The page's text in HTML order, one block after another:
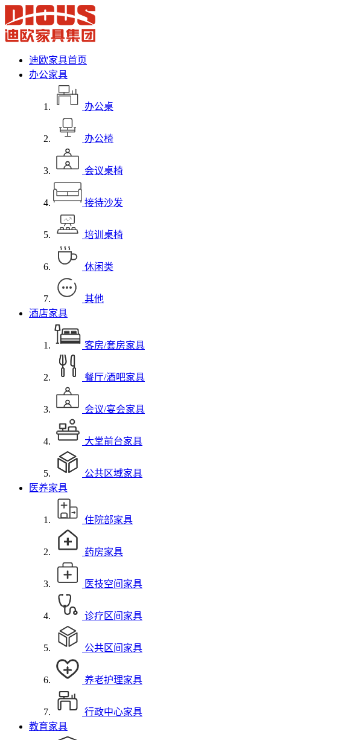
迪欧家具首页
办公家具
办公桌
办公椅
会议桌椅
接待沙发
培训桌椅
休闲类
其他
酒店家具
客房/套房家具
餐厅/酒吧家具
会议/宴会家具
大堂前台家具
公共区域家具
医养家具
住院部家具
药房家具
医技空间家具
诊疗区间家具
公共区间家具
养老护理家具
行政中心家具
教育家具